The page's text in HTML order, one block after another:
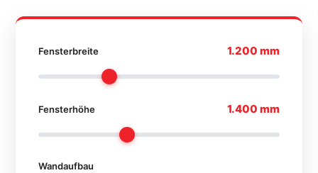
Fensterbreite 1.200 mm
Fensterhöhe 1.400 mm
Wandaufbau